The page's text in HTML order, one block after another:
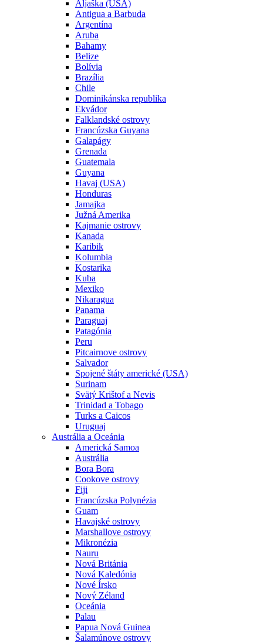
Aljaška (USA)
Antigua a Barbuda
Argentína
Aruba
Bahamy
Belize
Bolívia
Brazília
Chile
Dominikánska republika
Ekvádor
Falklandské ostrovy
Francúzska Guyana
Galapágy
Grenada
Guatemala
Guyana
Havaj (USA)
Honduras
Jamajka
Južná Amerika
Kajmanie ostrovy
Kanada
Karibik
Kolumbia
Kostarika
Kuba
Mexiko
Nikaragua
Panama
Paraguaj
Patagónia
Peru
Pitcairnove ostrovy
Salvador
Spojené štáty americké (USA)
Surinam
Svätý Krištof a Nevis
Trinidad a Tobago
Turks a Caicos
Uruguaj
Austrália a Oceánia
Americká Samoa
Austrália
Bora Bora
Cookove ostrovy
Fiji
Francúzska Polynézia
Guam
Havajské ostrovy
Marshallove ostrovy
Mikronézia
Nauru
Nová Británia
Nová Kaledónia
Nové Írsko
Nový Zéland
Oceánia
Palau
Papua Nová Guinea
Šalamúnove ostrovy